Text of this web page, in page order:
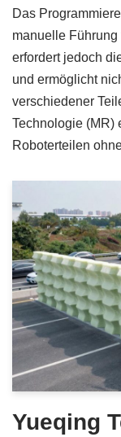
Das
manuelle
erfordert jedoch
und ermöglicht
verschiedener
Technologie (MR)
Roboterteilen
Yueqing